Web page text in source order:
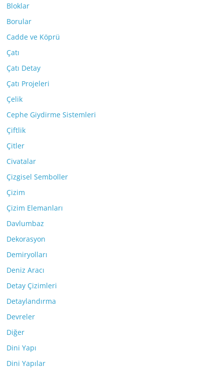
Bloklar
Borular
Cadde ve Köprü
Çatı
Çatı Detay
Çatı Projeleri
Çelik
Cephe Giydirme Sistemleri
Çiftlik
Çitler
Civatalar
Çizgisel Semboller
Çizim
Çizim Elemanları
Davlumbaz
Dekorasyon
Demiryolları
Deniz Aracı
Detay Çizimleri
Detaylandırma
Devreler
Diğer
Dini Yapı
Dini Yapılar